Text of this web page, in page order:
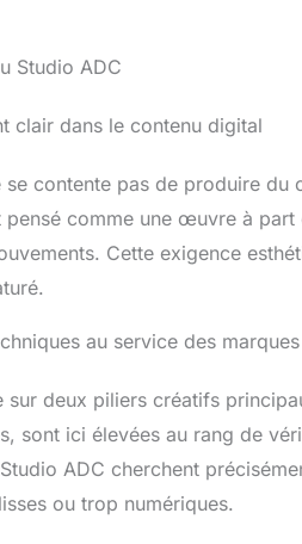
Studio ADC
clair dans le contenu digital
se contente pas de produire
pensé comme une œuvre à
Cette exigence
au service des marques
sur deux piliers créatifs
sont ici élevées au rang de
ADC cherchent
ou trop numériques.